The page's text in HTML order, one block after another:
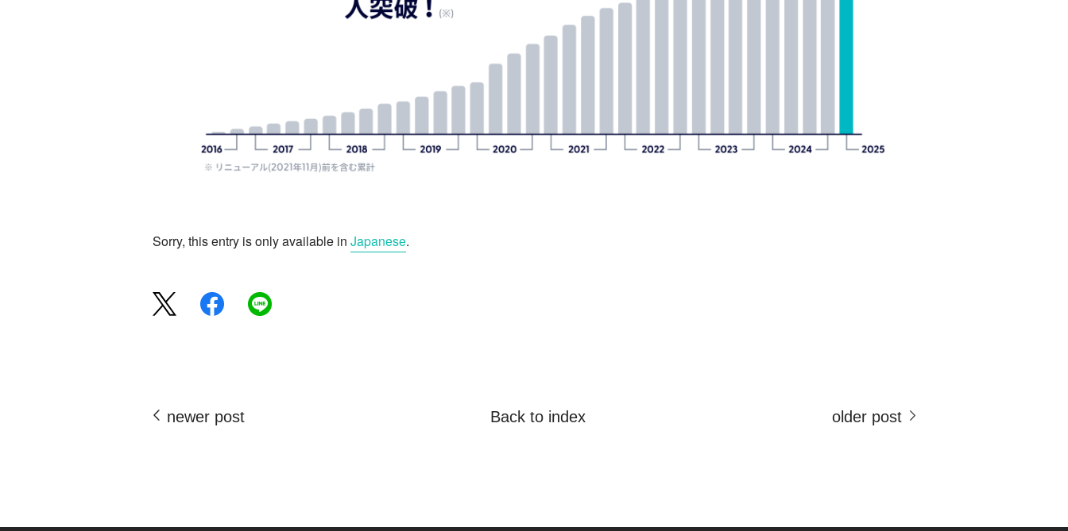
Sorry, this entry is only available in Japanese.
newer post Back to index older post